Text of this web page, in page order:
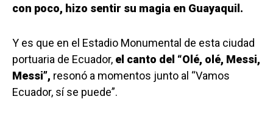
con poco, hizo sentir su magia en Guayaquil.
Y es que en el Estadio Monumental de esta ciudad
portuaria de Ecuador, el canto del “Olé, olé, Messi,
Messi”, resonó a momentos junto al “Vamos
Ecuador, sí se puede”.